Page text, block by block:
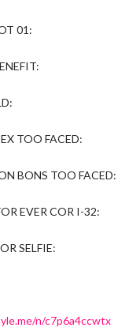
01:
TOO FACED:
BONS TOO FACED:
EVER COR I-32:
SELFIE:
n/c7p6a4ccwtx